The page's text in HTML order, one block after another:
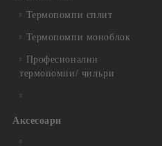
Термопомпи сплит
Термопомпи моноблок
Професионални
термопомпи/ чилъри
Аксесоари